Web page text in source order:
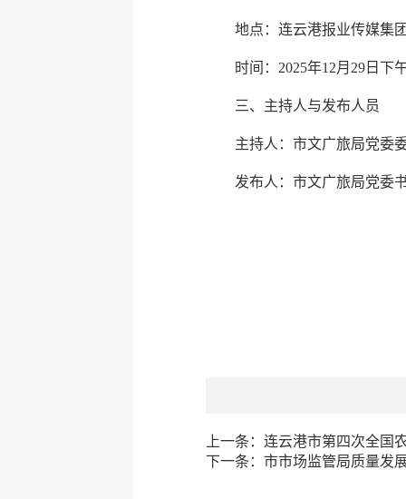
地点：连云港报业传媒集
时间：2025年12月29日下
三、主持人与发布人员
主持人：市文广旅局党委
发布人：市文广旅局党委
上一条： 连云港市第四次全国
下一条： 市市场监管局质量发